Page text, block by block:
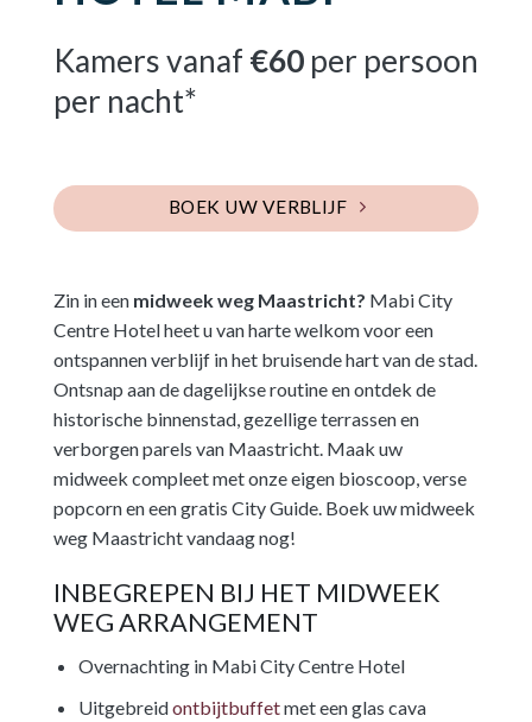
Kamers vanaf €60 per persoon
per nacht*
BOEK UW VERBLIJF
Zin in een midweek weg Maastricht? Mabi City
Centre Hotel heet u van harte welkom voor een
ontspannen verblijf in het bruisende hart van de stad.
Ontsnap aan de dagelijkse routine en ontdek de
historische binnenstad, gezellige terrassen en
verborgen parels van Maastricht. Maak uw
midweek compleet met onze eigen bioscoop, verse
popcorn en een gratis City Guide. Boek uw midweek
weg Maastricht vandaag nog!
INBEGREPEN BIJ HET MIDWEEK
WEG ARRANGEMENT
Overnachting in Mabi City Centre Hotel
Uitgebreidontbijtbuffetmet een glas cava